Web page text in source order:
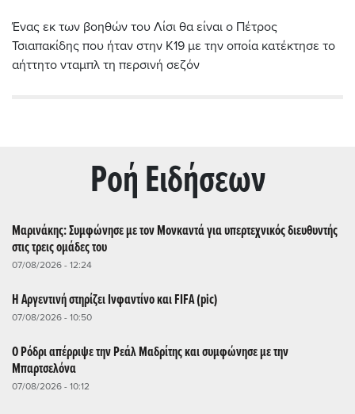
Ένας εκ των βοηθών του Λίσι θα είναι ο Πέτρος
Τσιαπακίδης που ήταν στην Κ19 με την οποία κατέκτησε το
αήττητο νταμπλ τη περσινή σεζόν
Ρoή Ειδήσεων
Μαρινάκης: Συμφώνησε με τον Μονκαντά για υπερτεχνικός διευθυντής
στις τρεις ομάδες του
07/08/2026 - 12:24
Η Αργεντινή στηρίζει Ινφαντίνο και FIFA (pic)
07/08/2026 - 10:50
Ο Ρόδρι απέρριψε την Ρεάλ Μαδρίτης και συμφώνησε με την
Μπαρτσελόνα
07/08/2026 - 10:12